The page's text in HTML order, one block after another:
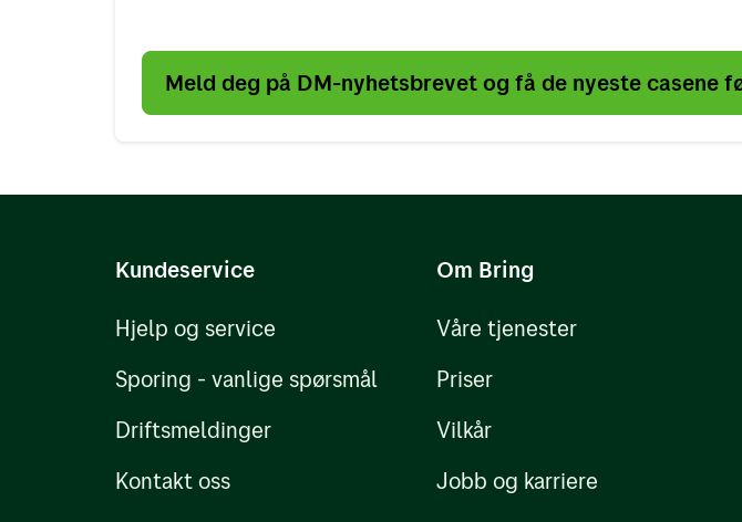
Meld deg på DM-nyhetsbrevet og få de nyeste casene
Kundeservice
Hjelp og service
Sporing - vanlige spørsmål
Driftsmeldinger
Kontakt oss
Om Bring
Våre tjenester
Priser
Vilkår
Jobb og karriere